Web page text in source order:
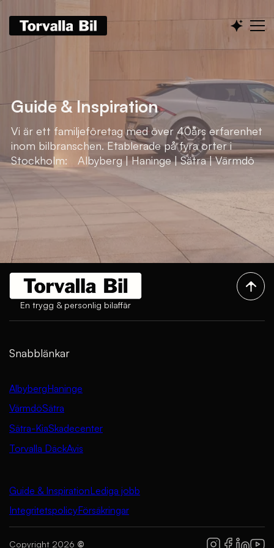
Guide & Inspiration
Vi är ett familjeföretag med över 40års erfarenhet
inom bilbranschen. Etablerade på fyra orter i
Stockholm: Albyberg | Haninge | Sätra | Värmdö
En trygg & personlig bilaffär
Snabblänkar
AlbybergHaninge
VärmdöSätra
Sätra-KiaSkadecenter
Torvalla DäckAvis
Guide & InspirationLediga jobb
IntegritetspolicyFörsäkringar
Copyright 2026 ©